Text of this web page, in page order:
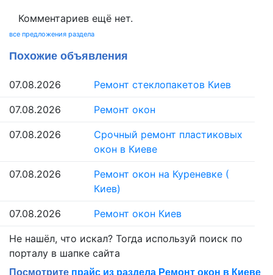
Комментариев ещё нет.
все предложения раздела
Похожие объявления
07.08.2026 Ремонт стеклопакетов Киев
07.08.2026 Ремонт окон
07.08.2026
Срочный ремонт пластиковых
окон в Киеве
07.08.2026
Ремонт окон на Куреневке (
Киев)
07.08.2026 Ремонт окон Киев
Не нашёл, что искал? Тогда используй поиск по
порталу в шапке сайта
Посмотрите прайс из раздела Ремонт окон в Киеве